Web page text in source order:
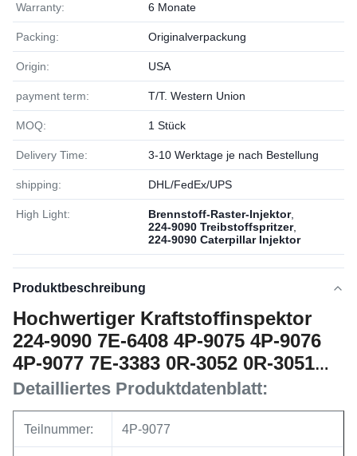
Warranty: 6 Monate
Packing: Originalverpackung
Origin: USA
payment term: T/T. Western Union
MOQ: 1 Stück
Delivery Time: 3-10 Werktage je nach Bestellung
shipping: DHL/FedEx/UPS
High Light: Brennstoff-Raster-Injektor,
224-9090 Treibstoffspritzer,
224-9090 Caterpillar Injektor
Produktbeschreibung
Hochwertiger Kraftstoffinspektor
224-9090 7E-6408 4P-9075 4P-9076
4P-9077 7E-3383 0R-3052 0R-3051
0R-2921 0R-2925
Detailliertes Produktdatenblatt:
Teilnummer: 4P-9077